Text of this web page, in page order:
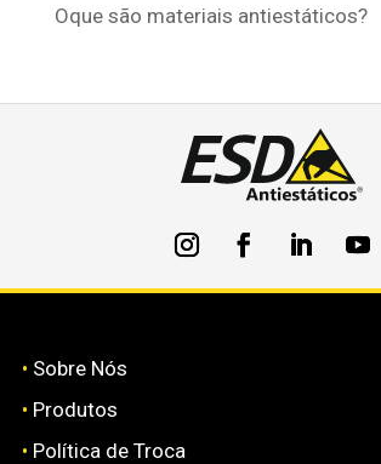
Oque são materiais antiestáticos?
• Sobre Nós
• Produtos
• Política de Troca